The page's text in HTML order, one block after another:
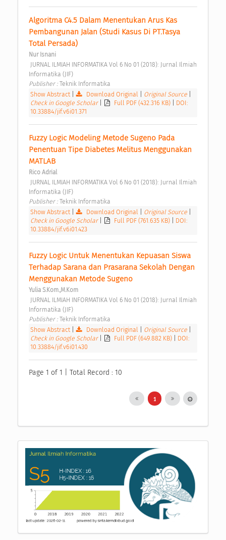
Algoritma C4.5 Dalam Menentukan Arus Kas
Pembangunan Jalan (Studi Kasus Di PT.Tasya
Total Persada)
Nur Isnani
Informatika (JIF)
Publisher : Teknik Informatika
Show Abstract
Download Original Original Source
Check in Google Scholar
Full PDF (432.316 KB)
DOI:
10.33884/jif.v6i01.371
Fuzzy Logic Modeling Metode Sugeno Pada
Penentuan Tipe Diabetes Melitus Menggunakan
MATLAB
Rico Adrial
Informatika (JIF)
Publisher : Teknik Informatika
Show Abstract
Download Original Original Source
Check in Google Scholar
Full PDF (761.635 KB)
DOI:
10.33884/jif.v6i01.423
Fuzzy Logic Untuk Menentukan Kepuasan Siswa
Terhadap Sarana dan Prasarana Sekolah Dengan
Menggunakan Metode Sugeno
Yulia S.Kom.,M.Kom
Informatika (JIF)
Publisher : Teknik Informatika
Show Abstract
Download Original Original Source
Check in Google Scholar
Full PDF (649.882 KB)
DOI:
10.33884/jif.v6i01.430
Page 1 of 1 | Total Record : 10
1